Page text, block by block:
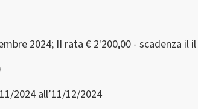
2024; II rata € 2'200,00 - scadenza il
2024 all’11/12/2024